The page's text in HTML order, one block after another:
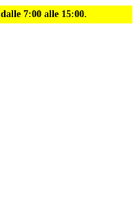
dalle 7:00 alle 15:00.